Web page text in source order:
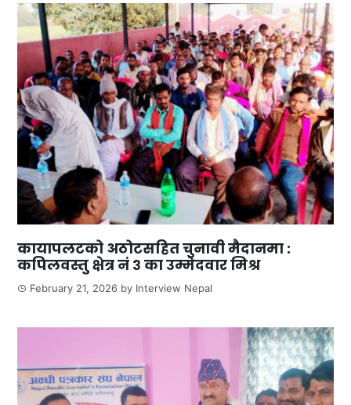
कायापलटको अठोटसहित चुनावी मैदानमा :
कपिलवस्तु क्षेत्र नं ३ का उम्मेदवार मिश्र
February 21, 2026 by Interview Nepal